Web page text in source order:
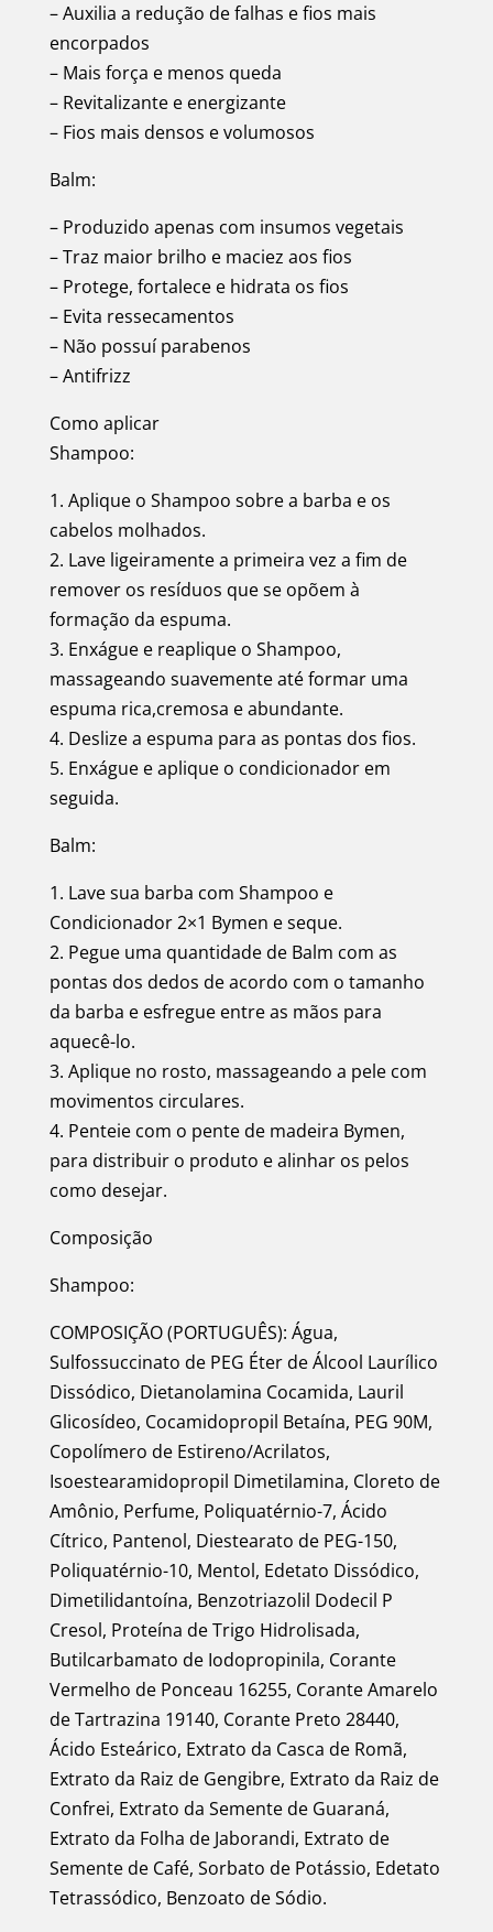
– Auxilia a redução de falhas e fios mais
encorpados
– Mais força e menos queda
– Revitalizante e energizante
– Fios mais densos e volumosos
Balm:
– Produzido apenas com insumos vegetais
– Traz maior brilho e maciez aos fios
– Protege, fortalece e hidrata os fios
– Evita ressecamentos
– Não possuí parabenos
– Antifrizz
Como aplicar
Shampoo:
1. Aplique o Shampoo sobre a barba e os
cabelos molhados.
2. Lave ligeiramente a primeira vez a fim de
remover os resíduos que se opõem à
formação da espuma.
3. Enxágue e reaplique o Shampoo,
massageando suavemente até formar uma
espuma rica,cremosa e abundante.
4. Deslize a espuma para as pontas dos fios.
5. Enxágue e aplique o condicionador em
seguida.
Balm:
1. Lave sua barba com Shampoo e
Condicionador 2×1 Bymen e seque.
2. Pegue uma quantidade de Balm com as
pontas dos dedos de acordo com o tamanho
da barba e esfregue entre as mãos para
aquecê-lo.
3. Aplique no rosto, massageando a pele com
movimentos circulares.
4. Penteie com o pente de madeira Bymen,
para distribuir o produto e alinhar os pelos
como desejar.
Composição
Shampoo:
COMPOSIÇÃO (PORTUGUÊS): Água,
Sulfossuccinato de PEG Éter de Álcool Laurílico
Dissódico, Dietanolamina Cocamida, Lauril
Glicosídeo, Cocamidopropil Betaína, PEG 90M,
Copolímero de Estireno/Acrilatos,
Isoestearamidopropil Dimetilamina, Cloreto de
Amônio, Perfume, Poliquatérnio-7, Ácido
Cítrico, Pantenol, Diestearato de PEG-150,
Poliquatérnio-10, Mentol, Edetato Dissódico,
Dimetilidantoína, Benzotriazolil Dodecil P
Cresol, Proteína de Trigo Hidrolisada,
Butilcarbamato de Iodopropinila, Corante
Vermelho de Ponceau 16255, Corante Amarelo
de Tartrazina 19140, Corante Preto 28440,
Ácido Esteárico, Extrato da Casca de Romã,
Extrato da Raiz de Gengibre, Extrato da Raiz de
Confrei, Extrato da Semente de Guaraná,
Extrato da Folha de Jaborandi, Extrato de
Semente de Café, Sorbato de Potássio, Edetato
Tetrassódico, Benzoato de Sódio.